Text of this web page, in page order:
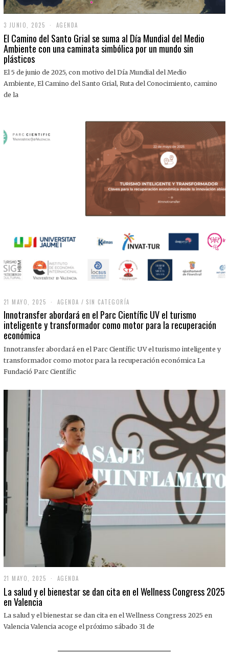
3 JUNIO, 2025
J
U
N
,
0
AGENDA
El Camino del Santo Grial se suma al Día Mundial del Medio
Ambiente con una caminata simbólica por un mundo sin
plásticos
El 5 de junio de 2025, con motivo del Día Mundial del Medio
Ambiente, El Camino del Santo Grial, Ruta del Conocimiento, camino
de la
21 MAYO, 2025
M
A
Y
,
0
2
AGENDA / SIN CATEGORÍA
Innotransfer abordará en el Parc Científic UV el turismo
inteligente y transformador como motor para la recuperación
económica
Innotransfer abordará en el Parc Científic UV el turismo inteligente y
transformador como motor para la recuperación económica La
Fundació Parc Científic
21 MAYO, 2025
1
M
O
,
AGENDA
La salud y el bienestar se dan cita en el Wellness Congress 2025
en Valencia
La salud y el bienestar se dan cita en el Wellness Congress 2025 en
Valencia Valencia acoge el próximo sábado 31 de